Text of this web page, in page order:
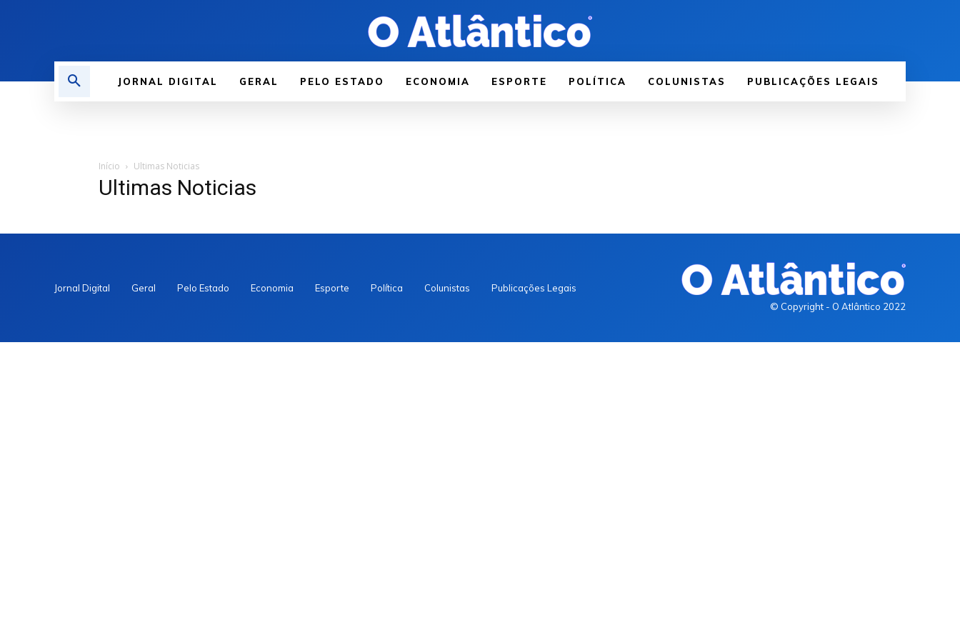
JORNAL DIGITAL GERAL PELO ESTADO ECONOMIA ESPORTE POLÍTICA COLUNISTAS PUBLICAÇÕES LEGAIS
Início Ultimas Noticias
Ultimas Noticias
Jornal Digital Geral Pelo Estado Economia Esporte Política Colunistas
Publicações Legais
© Copyright - O Atlântico 2022